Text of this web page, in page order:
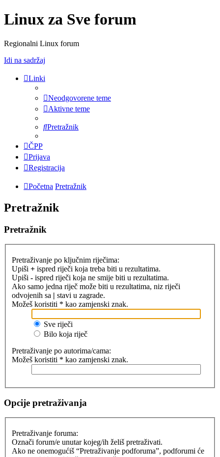
Linux za Sve forum
Regionalni Linux forum
Idi na sadržaj
Linki
Neodgovorene teme
Aktivne teme
Pretražnik
ČPP
Prijava
Registracija
Početna Pretražnik
Pretražnik
Pretražnik
Pretraživanje po ključnim riječima:
Upiši + ispred riječi koja treba biti u rezultatima.
Upiši - ispred riječi koja ne smije biti u rezultatima.
Ako samo jedna riječ može biti u rezultatima, niz riječi
odvojenih sa | stavi u zagrade.
Možeš koristiti * kao zamjenski znak.
Sve riječi
Bilo koja riječ
Pretraživanje po autorima/cama:
Možeš koristiti * kao zamjenski znak.
Opcije pretraživanja
Pretraživanje foruma:
Označi forum/e unutar kojeg/ih želiš pretraživati.
Ako ne onemogućiš “Pretraživanje podforuma”, podforumi će